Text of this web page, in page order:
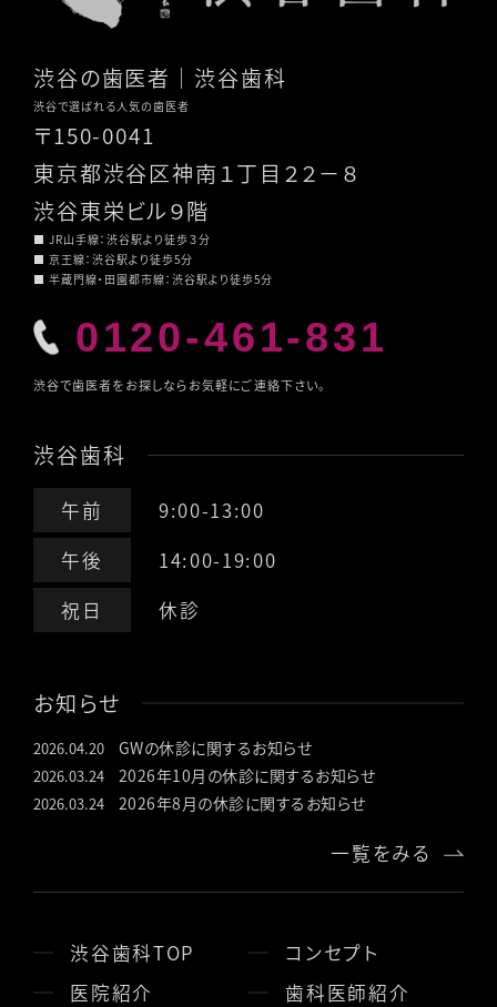
渋谷の歯医者 ｜渋谷歯科
渋谷で選ばれる人気の歯医者
〒150-0041
東京都渋谷区神南１丁目２２－８
渋谷東栄ビル９階
■ JR山手線：渋谷駅より徒歩３分
■ 京王線：渋谷駅より徒歩5分
■ 半蔵門線・田園都市線：渋谷駅より徒歩5分
0120-461-831
渋谷で歯医者をお探しならお気軽にご連絡下さい。
渋谷歯科
午前
9:00-13:00
午後
14:00-19:00
祝日
休診
お知らせ
2026.04.20 GWの休診に関するお知らせ
2026.03.24 2026年10月の休診に関するお知らせ
2026.03.24 2026年8月の休診に関するお知らせ
一覧をみる
渋谷歯科TOP
コンセプト
医院紹介
歯科医師紹介